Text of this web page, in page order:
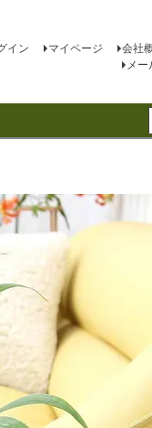
イン マイページ 会社
メー